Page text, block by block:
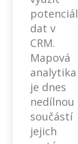
potenciál
dat v
CRM.
Mapová
analytika
je dnes
nedílnou
součástí
jejich